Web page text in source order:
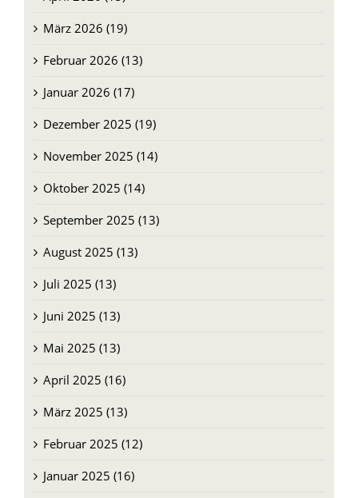
März 2026 (19)
Februar 2026 (13)
Januar 2026 (17)
Dezember 2025 (19)
November 2025 (14)
Oktober 2025 (14)
September 2025 (13)
August 2025 (13)
Juli 2025 (13)
Juni 2025 (13)
Mai 2025 (13)
April 2025 (16)
März 2025 (13)
Februar 2025 (12)
Januar 2025 (16)